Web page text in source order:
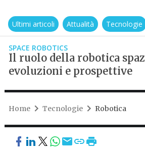
Ultimi articoli Attualità Tecnologie
SPACE ROBOTICS
Il ruolo della robotica
evoluzioni e prospettive
Home Tecnologie Robotica